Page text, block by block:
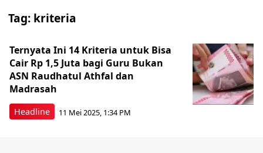
Tag: kriteria
Headline
Ternyata Ini 14 Kriteria untuk Bisa
Cair Rp 1,5 Juta bagi Guru Bukan
ASN Raudhatul Athfal dan
Madrasah
11 Mei 2025, 1:34 PM